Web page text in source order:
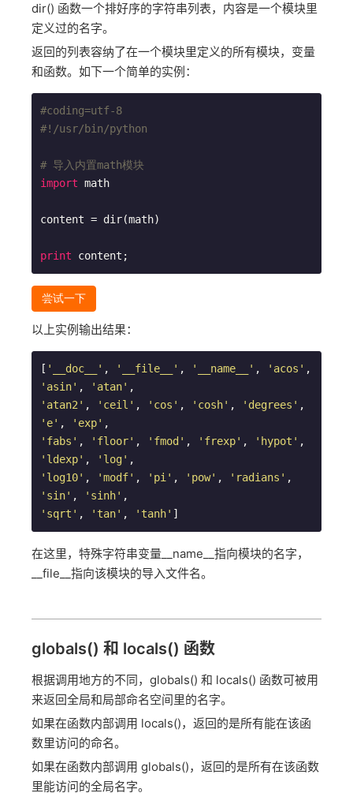
dir() 函数一个排好序的字符串列表，内容是一个模块里
定义过的名字。
返回的列表容纳了在一个模块里定义的所有模块，变量
和函数。如下一个简单的实例：
#coding=utf-8
#!/usr/bin/python
# 导入内置math模块
import math
content = dir(math)
print content;
尝试一下
以上实例输出结果：
[ '__doc__' , '__file__' , '__name__' , 'acos'
'asin' , 'atan'
'atan2' , 'ceil' , 'cos' , 'cosh' , 'degrees'
'e' , 'exp'
'fabs' , 'floor' , 'fmod' , 'frexp' , 'hypot'
'ldexp' , 'log'
'log10' , 'modf' , 'pi' , 'pow' , 'radians'
'sin' , 'sinh'
'sqrt' , 'tan' , 'tanh' ]
在这里，特殊字符串变量__name__指向模块的名字，
__file__指向该模块的导入文件名。
globals() 和 locals() 函数
根据调用地方的不同，globals() 和 locals() 函数可被用
来返回全局和局部命名空间里的名字。
如果在函数内部调用 locals()，返回的是所有能在该函
数里访问的命名。
如果在函数内部调用 globals()，返回的是所有在该函数
里能访问的全局名字。